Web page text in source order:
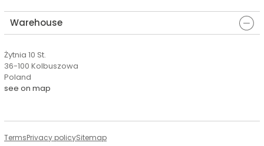
Warehouse
Żytnia 10 St.
36-100 Kolbuszowa
Poland
see on map
TermsPrivacy policySitemap